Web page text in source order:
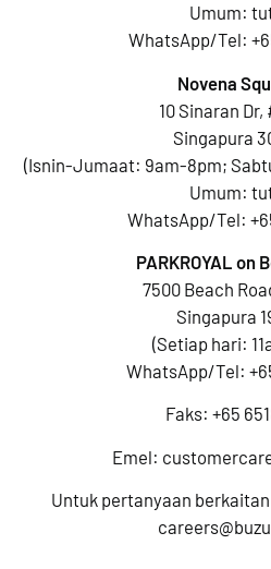
Umum:
WhatsApp/Tel:
Novena
10 Sinaran Dr,
Singapura
(Isnin-Jumaat: 9am-8pm;
Umum:
WhatsApp/Tel:
PARKROYAL on
7500 Beach
Singapura
(Setiap hari:
WhatsApp/Tel:
Faks: +65
Emel:
Untuk pertanyaan